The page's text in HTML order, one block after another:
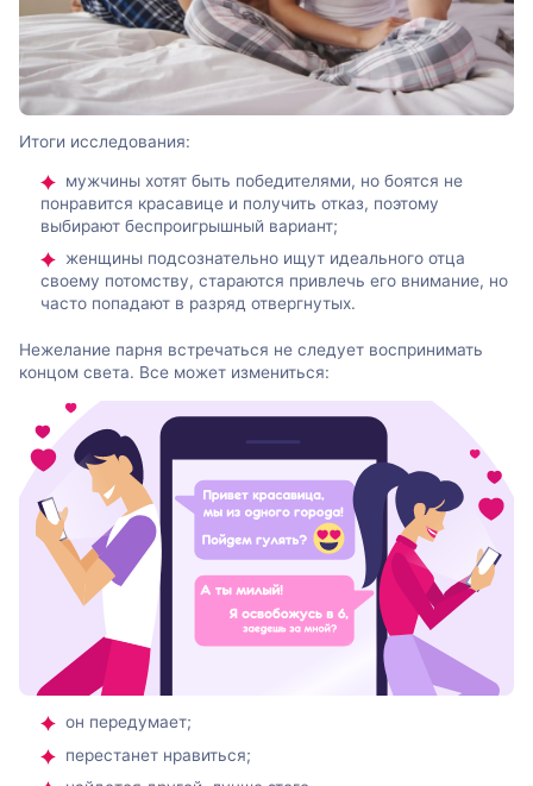
Итоги исследования:
мужчины хотят быть победителями, но боятся не
понравится красавице и получить отказ, поэтому
выбирают беспроигрышный вариант;
женщины подсознательно ищут идеального отца
своему потомству, стараются привлечь его внимание, но
часто попадают в разряд отвергнутых.
Нежелание парня встречаться не следует воспринимать
концом света. Все может измениться:
он передумает;
перестанет нравиться;